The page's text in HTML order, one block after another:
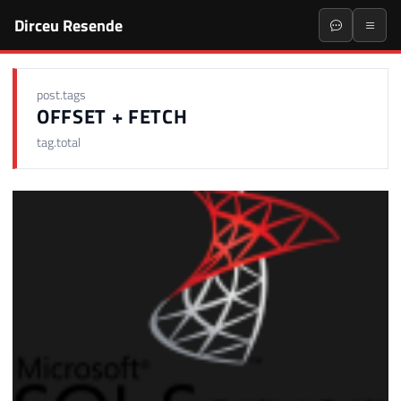
Dirceu Resende
post.tags
OFFSET + FETCH
tag.total